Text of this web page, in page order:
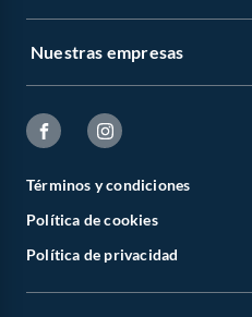
Nuestras empresas
Términos y condiciones
Política de cookies
Política de privacidad